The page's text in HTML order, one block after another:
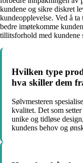
kundene og sikre diskret
kundeopplevelse. Ved å
bedre imøtekomme
tillitsforhold med kundene
Hvilken type
hva skiller dem
Sølvmesteren
kvalitet. Det som
unike og tidløse
kundens behov og